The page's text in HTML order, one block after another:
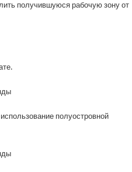
получившуюся рабочую зону от
полуостровной